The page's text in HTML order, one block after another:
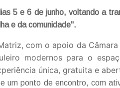
5 e 6 de junho, voltando a
e da comunidade".
com o apoio da
modernos para o
única, gratuita e
um ponto de encontro, com